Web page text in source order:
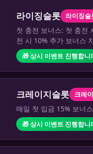
라이징슬롯 라이징슬
첫 충전 보너스: 첫 충전
전 시 10% 추가 보너스
🎁 상시 이벤트 진행합니
크레이지슬롯 크레
매일 첫 입금 15% 보너
🎁 상시 이벤트 진행합니